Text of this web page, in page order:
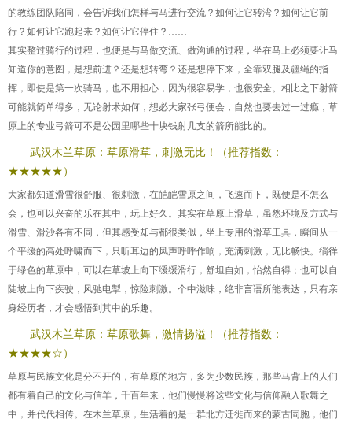
的教练团队陪同，会告诉我们怎样与马进行交流？如何让它转湾？如何让它前
行？如何让它跑起来？如何让它停住？……
其实整过骑行的过程，也便是与马做交流、做沟通的过程，坐在马上必须要让马
知道你的意图，是想前进？还是想转弯？还是想停下来，全靠双腿及疆绳的指
挥，即使是第一次骑马，也不用担心，因为很容易学，也很安全。相比之下射箭
可能就简单得多，无论射术如何，想必大家张弓便会，自然也要去过一过瘾，草
原上的专业弓箭可不是公园里哪些十块钱射几支的箭所能比的。
武汉木兰草原：草原滑草，刺激无比！（推荐指数：
★★★★★）
大家都知道滑雪很舒服、很刺激，在皑皑雪原之间，飞速而下，既便是不怎么
会，也可以兴奋的乐在其中，玩上好久。其实在草原上滑草，虽然环境及方式与
滑雪、滑沙各有不同，但其感受却与都很类似，坐上专用的滑草工具，瞬间从一
个平缓的高处呼啸而下，只听耳边的风声呼呼作响，充满刺激，无比畅快。徜徉
于绿色的草原中，可以在草坡上向下缓缓滑行，舒坦自如，怡然自得；也可以自
陡坡上向下疾驶，风驰电掣，惊险刺激。个中滋味，绝非言语所能表达，只有亲
身经历者，才会感悟到其中的乐趣。
武汉木兰草原：草原歌舞，激情扬溢！（推荐指数：
★★★★☆）
草原与民族文化是分不开的，有草原的地方，多为少数民族，那些马背上的人们
都有着自己的文化与信羊，千百年来，他们慢慢将这些文化与信仰融入歌舞之
中，并代代相传。在木兰草原，生活着的是一群北方迁徙而来的蒙古同胞，他们